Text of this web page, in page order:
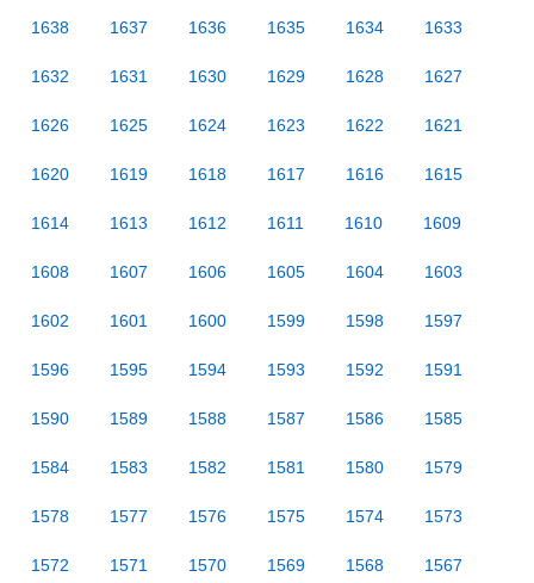
1638 1637 1636 1635 1634 1633
1632 1631 1630 1629 1628 1627
1626 1625 1624 1623 1622 1621
1620 1619 1618 1617 1616 1615
1614 1613 1612 1611 1610 1609
1608 1607 1606 1605 1604 1603
1602 1601 1600 1599 1598 1597
1596 1595 1594 1593 1592 1591
1590 1589 1588 1587 1586 1585
1584 1583 1582 1581 1580 1579
1578 1577 1576 1575 1574 1573
1572 1571 1570 1569 1568 1567